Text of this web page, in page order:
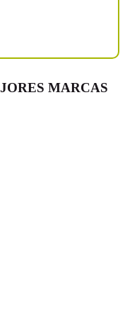
MARCAS